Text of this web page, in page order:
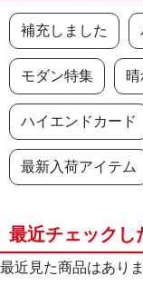
補充しました
モダン特集
ハイエンドカード
最新入荷アイテム
最近チェックし
最近見た商品はありま